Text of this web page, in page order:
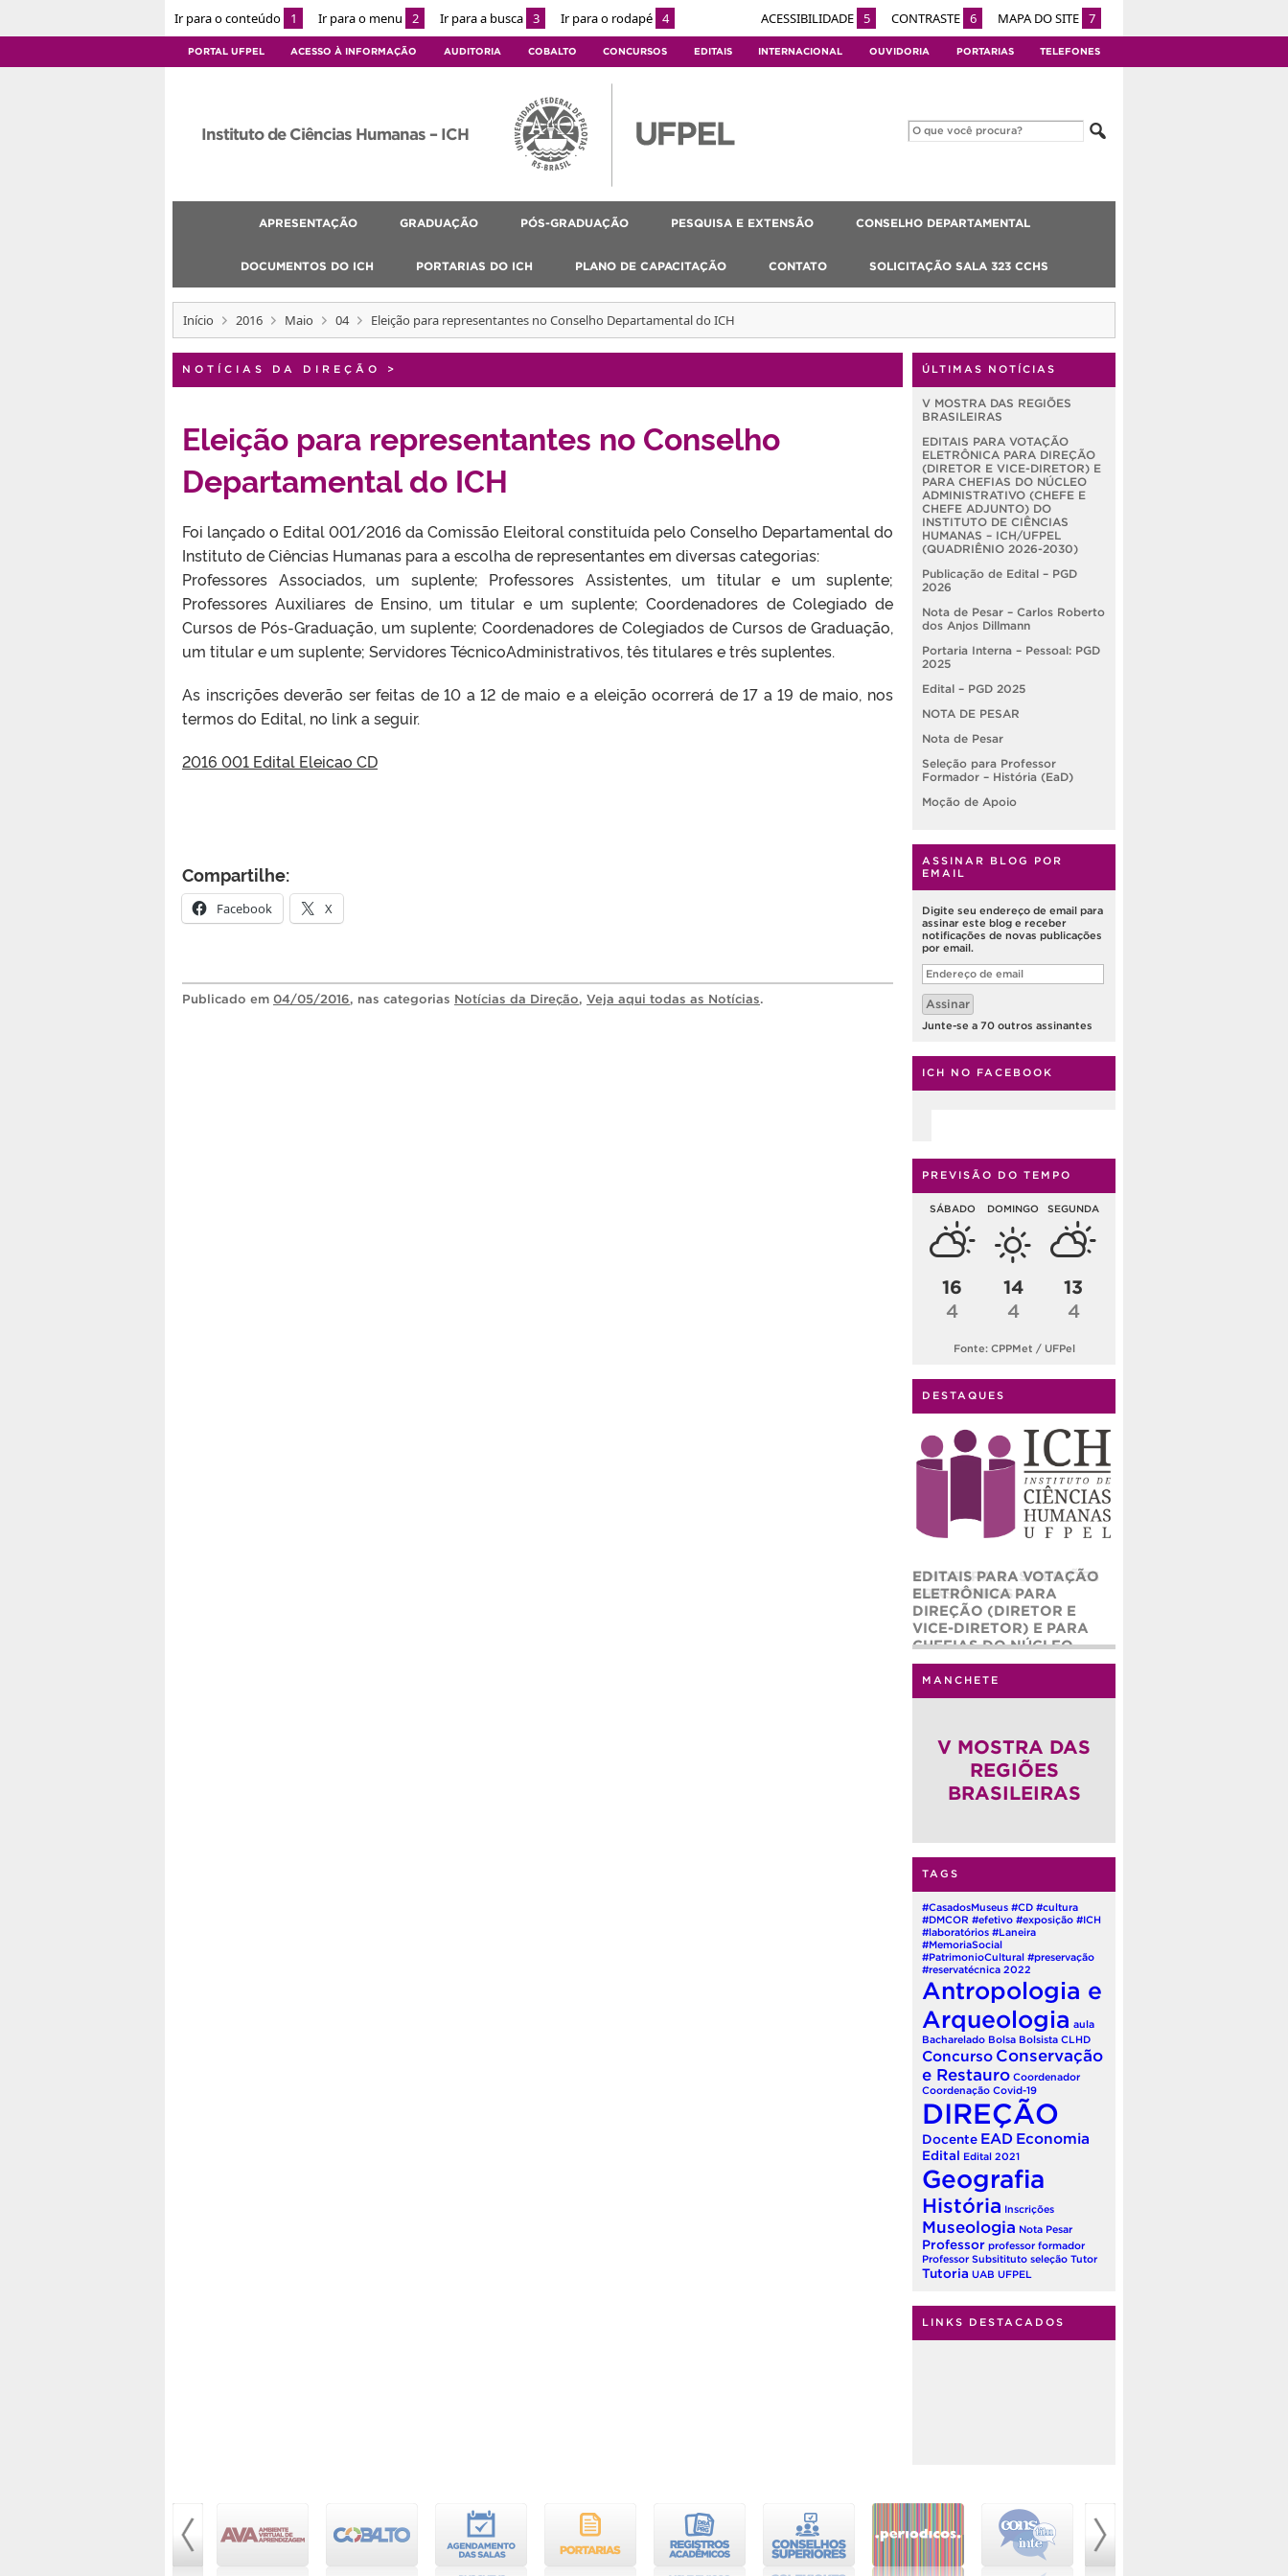
Ir para o conteúdo 1 Ir para o menu 2 Ir para a busca 3 Ir para o rodapé 4 ACESSIBILIDADE 5 CONTRASTE 6 MAPA DO SITE 7
PORTAL UFPEL ACESSO À INFORMAÇÃO AUDITORIA COBALTO CONCURSOS EDITAIS INTERNACIONAL OUVIDORIA PORTARIAS TELEFONES
Instituto de Ciências Humanas – ICH
APRESENTAÇÃO GRADUAÇÃO PÓS-GRADUAÇÃO PESQUISA E EXTENSÃO CONSELHO DEPARTAMENTAL
DOCUMENTOS DO ICH PORTARIAS DO ICH PLANO DE CAPACITAÇÃO CONTATO SOLICITAÇÃO SALA 323 CCHS
Início 2016 Maio 04 Eleição para representantes no Conselho Departamental do ICH
NOTÍCIAS DA DIREÇÃO >
Eleição para representantes no Conselho
Departamental do ICH
Foi lançado o Edital 001/2016 da Comissão Eleitoral constituída pelo Conselho Departamental do
Instituto de Ciências Humanas para a escolha de representantes em diversas categorias:
Professores Associados, um suplente; Professores Assistentes, um titular e um suplente;
Professores Auxiliares de Ensino, um titular e um suplente; Coordenadores de Colegiado de
Cursos de Pós-Graduação, um suplente; Coordenadores de Colegiados de Cursos de Graduação,
um titular e um suplente; Servidores TécnicoAdministrativos, tês titulares e três suplentes.
As inscrições deverão ser feitas de 10 a 12 de maio e a eleição ocorrerá de 17 a 19 de maio, nos
termos do Edital, no link a seguir.
2016 001 Edital Eleicao CD
Compartilhe:
Facebook X
Publicado em 04/05/2016, nas categorias Notícias da Direção, Veja aqui todas as Notícias.
ÚLTIMAS NOTÍCIAS
V MOSTRA DAS REGIÕES
BRASILEIRAS
EDITAIS PARA VOTAÇÃO
ELETRÔNICA PARA DIREÇÃO
(DIRETOR E VICE-DIRETOR) E
PARA CHEFIAS DO NÚCLEO
ADMINISTRATIVO (CHEFE E
CHEFE ADJUNTO) DO
INSTITUTO DE CIÊNCIAS
HUMANAS – ICH/UFPEL
(QUADRIÊNIO 2026-2030)
Publicação de Edital – PGD
2026
Nota de Pesar – Carlos Roberto
dos Anjos Dillmann
Portaria Interna – Pessoal: PGD
2025
Edital – PGD 2025
NOTA DE PESAR
Nota de Pesar
Seleção para Professor
Formador – História (EaD)
Moção de Apoio
ASSINAR BLOG POR
EMAIL
Digite seu endereço de email para
assinar este blog e receber
notificações de novas publicações
por email.
Endereço
de
email
Assinar
Junte-se a 70 outros assinantes
ICH NO FACEBOOK
PREVISÃO DO TEMPO
SÁBADO
16
4
DOMINGO
14
4
SEGUNDA
13
4
Fonte: CPPMet / UFPel
DESTAQUES
EDITAIS PARA VOTAÇÃO
ELETRÔNICA PARA
DIREÇÃO (DIRETOR E
VICE-DIRETOR) E PARA
CHEFIAS DO NÚCLEO
ADMINISTRATIVO (CHEFE
E CHEFE ADJUNTO) DO
INSTITUTO DE CIÊNCIAS
MANCHETE
V MOSTRA DAS
REGIÕES
BRASILEIRAS
TAGS
#CasadosMuseus #CD #cultura
#DMCOR #efetivo #exposição #ICH
#laboratórios #Laneira
#MemoriaSocial
#PatrimonioCultural #preservação
#reservatécnica 2022
Antropologia e
Arqueologia aula
Bacharelado Bolsa Bolsista CLHD
Concurso Conservação
e Restauro Coordenador
Coordenação Covid-19
DIREÇÃO
Docente EAD Economia
Edital Edital 2021
Geografia
História Inscrições
Museologia Nota Pesar
Professor professor formador
Professor Subsitituto seleção Tutor
Tutoria UAB UFPEL
LINKS DESTACADOS